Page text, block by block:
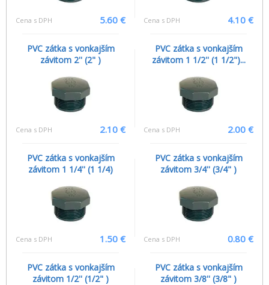
Cena s DPH 5.60 € Cena s DPH 4.10 €
PVC zátka s vonkajším
závitom 2'' (2" )
Cena s DPH 2.10 €
PVC zátka s vonkajším
závitom 1 1/2'' (1 1/2")...
Cena s DPH 2.00 €
PVC zátka s vonkajším
závitom 1 1/4'' (1 1/4)
Cena s DPH 1.50 €
PVC zátka s vonkajším
závitom 3/4'' (3/4" )
Cena s DPH 0.80 €
PVC zátka s vonkajším
závitom 1/2'' (1/2" )
PVC zátka s vonkajším
závitom 3/8'' (3/8" )